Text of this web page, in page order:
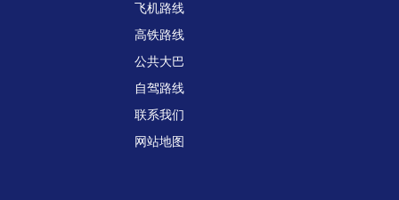
飞机路线
高铁路线
公共大巴
自驾路线
联系我们
网站地图